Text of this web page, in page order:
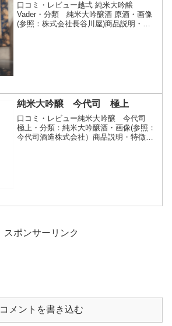
口コミ・レビュー越弌 純米大吟醸
Vader・分類 純米大吟醸酒 原酒・画像
(参照：株式会社長谷川屋)商品説明・特
純米大吟醸 今代司 極上
口コミ・レビュー純米大吟醸 今代司
極上・分類：純米大吟醸酒・画像(参照：
今代司酒造株式会社）商品説明・特徴な
スポンサーリンク
コメントを書き込む